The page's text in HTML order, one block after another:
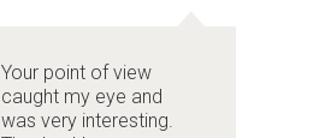
Your point of view
caught my eye and
was very interesting.